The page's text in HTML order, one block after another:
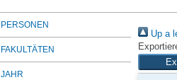
PERSONEN
FAKULTÄTEN
JAHR
Up a